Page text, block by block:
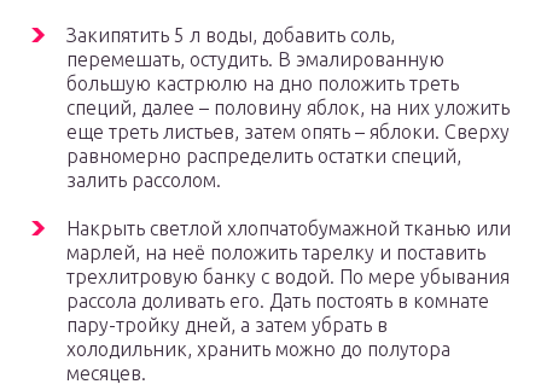
Закипятить 5 л воды, добавить соль,
перемешать, остудить. В эмалированную
большую кастрюлю на дно положить треть
специй, далее – половину яблок, на них уложить
еще треть листьев, затем опять – яблоки. Сверху
равномерно распределить остатки специй,
залить рассолом.
Накрыть светлой хлопчатобумажной тканью или
марлей, на неё положить тарелку и поставить
трехлитровую банку с водой. По мере убывания
рассола доливать его. Дать постоять в комнате
пару-тройку дней, а затем убрать в
холодильник, хранить можно до полутора
месяцев.